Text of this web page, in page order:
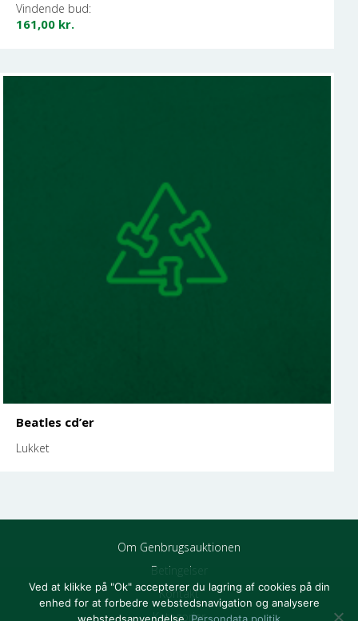
Vindende bud:
161,00 kr.
Beatles cd’er
Lukket
Om Genbrugsauktionen
Betingelser
Kontakt
Kategorier
Ved at klikke på "Ok" accepterer du lagring af cookies på din
enhed for at forbedre webstedsnavigation og analysere